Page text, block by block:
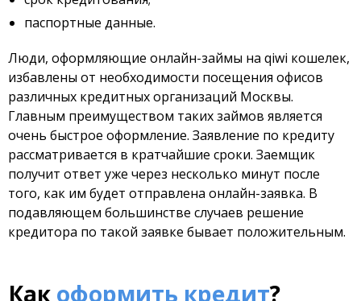
паспортные данные.
Люди, оформляющие онлайн-займы на qiwi кошелек,
избавлены от необходимости посещения офисов
различных кредитных организаций Москвы.
Главным преимуществом таких займов является
очень быстрое оформление. Заявление по кредиту
рассматривается в кратчайшие сроки. Заемщик
получит ответ уже через несколько минут после
того, как им будет отправлена онлайн-заявка. В
подавляющем большинстве случаев решение
кредитора по такой заявке бывает положительным.
Как оформить кредит?